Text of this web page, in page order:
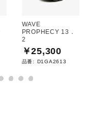
WAVE
PROPHECY 13．
2
￥25,300
品番: D1GA2613